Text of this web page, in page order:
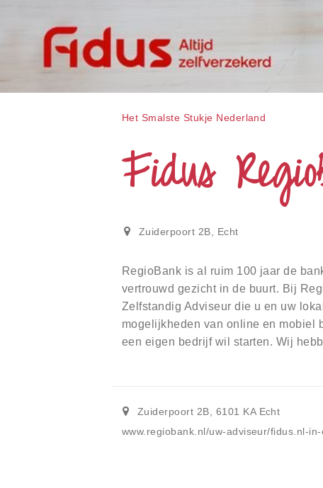
Het Smalste Stukje Nederland
Fidus
Zuiderpoort 2B, Echt
RegioBank is al ruim 100 jaar de
vertrouwd gezicht in de buurt. Bij
Zelfstandig Adviseur die u en uw
mogelijkheden van online en mobiel
een eigen bedrijf wil starten. Wij
Zuiderpoort 2B, 6101 KA Echt
www.regiobank.nl/uw-adviseur/fidus.nl-